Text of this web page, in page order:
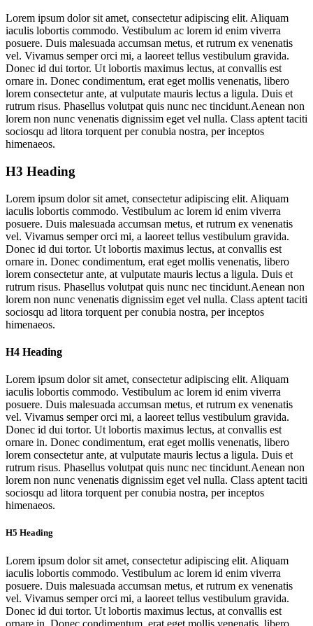
Lorem ipsum dolor sit amet, consectetur adipiscing elit. Aliquam
iaculis lobortis commodo. Vestibulum ac lorem id enim viverra
posuere. Duis malesuada accumsan metus, et rutrum ex venenatis
vel. Vivamus semper orci mi, a laoreet tellus vestibulum gravida.
Donec id dui tortor. Ut lobortis maximus lectus, at convallis est
ornare in. Donec condimentum, erat eget mollis venenatis, libero
lorem consectetur ante, at vulputate mauris lectus a ligula. Duis et
rutrum risus. Phasellus volutpat quis nunc nec tincidunt.Aenean non
lorem non nunc venenatis dignissim eget vel nulla. Class aptent taciti
sociosqu ad litora torquent per conubia nostra, per inceptos
himenaeos.
H3 Heading
Lorem ipsum dolor sit amet, consectetur adipiscing elit. Aliquam
iaculis lobortis commodo. Vestibulum ac lorem id enim viverra
posuere. Duis malesuada accumsan metus, et rutrum ex venenatis
vel. Vivamus semper orci mi, a laoreet tellus vestibulum gravida.
Donec id dui tortor. Ut lobortis maximus lectus, at convallis est
ornare in. Donec condimentum, erat eget mollis venenatis, libero
lorem consectetur ante, at vulputate mauris lectus a ligula. Duis et
rutrum risus. Phasellus volutpat quis nunc nec tincidunt.Aenean non
lorem non nunc venenatis dignissim eget vel nulla. Class aptent taciti
sociosqu ad litora torquent per conubia nostra, per inceptos
himenaeos.
H4 Heading
Lorem ipsum dolor sit amet, consectetur adipiscing elit. Aliquam
iaculis lobortis commodo. Vestibulum ac lorem id enim viverra
posuere. Duis malesuada accumsan metus, et rutrum ex venenatis
vel. Vivamus semper orci mi, a laoreet tellus vestibulum gravida.
Donec id dui tortor. Ut lobortis maximus lectus, at convallis est
ornare in. Donec condimentum, erat eget mollis venenatis, libero
lorem consectetur ante, at vulputate mauris lectus a ligula. Duis et
rutrum risus. Phasellus volutpat quis nunc nec tincidunt.Aenean non
lorem non nunc venenatis dignissim eget vel nulla. Class aptent taciti
sociosqu ad litora torquent per conubia nostra, per inceptos
himenaeos.
H5 Heading
Lorem ipsum dolor sit amet, consectetur adipiscing elit. Aliquam
iaculis lobortis commodo. Vestibulum ac lorem id enim viverra
posuere. Duis malesuada accumsan metus, et rutrum ex venenatis
vel. Vivamus semper orci mi, a laoreet tellus vestibulum gravida.
Donec id dui tortor. Ut lobortis maximus lectus, at convallis est
ornare in. Donec condimentum, erat eget mollis venenatis, libero